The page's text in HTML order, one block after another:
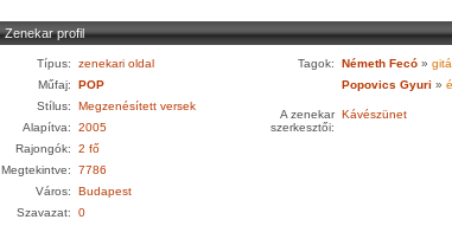
Zenekar profil
Típus:
zenekari oldal
Műfaj:
POP
Stílus:
Megzenésített versek
Alapítva:
2005
Rajongók:
2 fő
Megtekintve:
7786
Város:
Budapest
Szavazat:
0
Tagok: Németh Fecó »
Popovics Gyuri »
A zenekar
szerkesztői:
Kávészünet